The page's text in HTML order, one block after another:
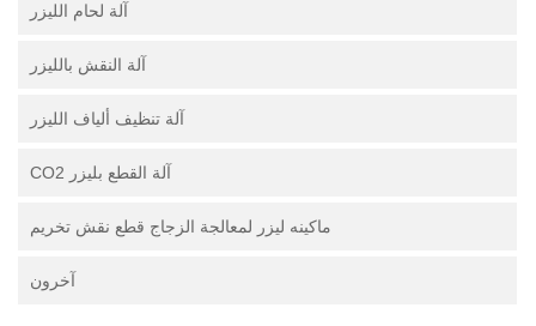
آلة لحام الليزر
آلة النقش بالليزر
آلة تنظيف ألياف الليزر
آلة القطع بليزر CO2
ماكينه ليزر لمعالجة الزجاج قطع نقش تخريم
آخرون